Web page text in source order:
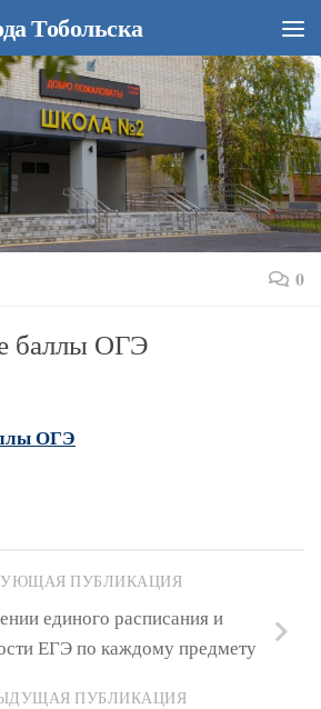
Тобольска
0
баллы ОГЭ
ОГЭ
ПУБЛИКАЦИЯ
единого расписания и
ЕГЭ по каждому предмету
ПУБЛИКАЦИЯ